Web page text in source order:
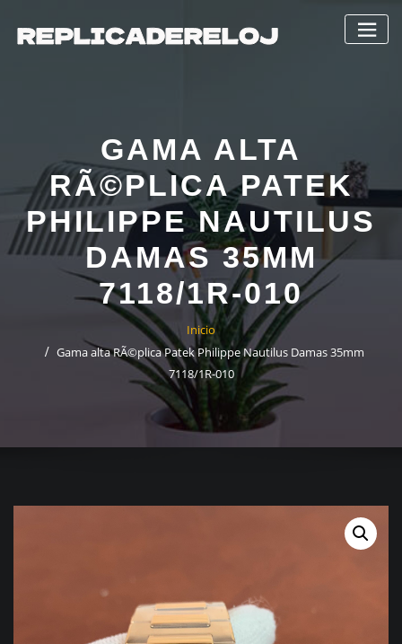
contenido
GAMA ALTA
RÃ©PLICA PATEK
PHILIPPE NAUTILUS
DAMAS 35MM
7118/1R-010
Inicio
Gama alta RÃ©plica Patek Philippe Nautilus Damas 35mm
7118/1R-010